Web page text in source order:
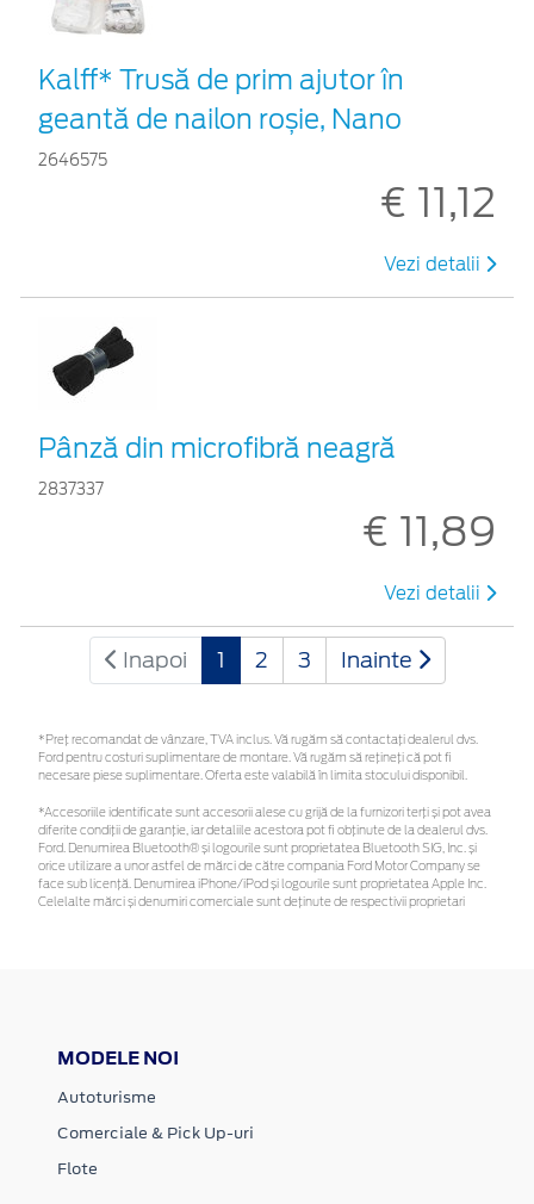
Kalff* Trusă de prim ajutor în
geantă de nailon roșie, Nano
2646575
€ 11,12
Vezi detalii
Pânză din microfibră neagră
2837337
€ 11,89
Vezi detalii
Inapoi 1 2 3 Inainte
*Preţ recomandat de vânzare, TVA inclus. Vă rugăm să contactaţi dealerul dvs.
Ford pentru costuri suplimentare de montare. Vă rugăm să rețineți că pot fi
necesare piese suplimentare. Oferta este valabilă în limita stocului disponibil.
*Accesoriile identificate sunt accesorii alese cu grijă de la furnizori terți și pot avea
diferite condiții de garanție, iar detaliile acestora pot fi obținute de la dealerul dvs.
Ford. Denumirea Bluetooth® și logourile sunt proprietatea Bluetooth SIG, Inc. și
orice utilizare a unor astfel de mărci de către compania Ford Motor Company se
face sub licență. Denumirea iPhone/iPod și logourile sunt proprietatea Apple Inc.
Celelalte mărci și denumiri comerciale sunt deținute de respectivii proprietari
MODELE NOI
Autoturisme
Comerciale & Pick Up-uri
Flote